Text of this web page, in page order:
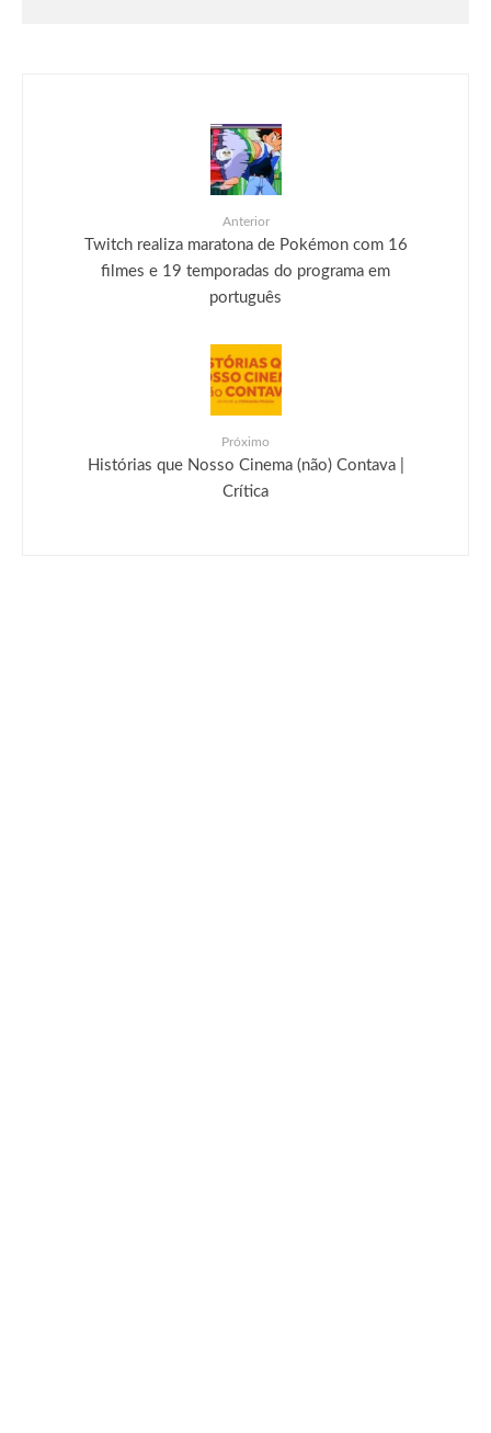
Anterior
Twitch realiza maratona de Pokémon com 16
filmes e 19 temporadas do programa em
português
Próximo
Histórias que Nosso Cinema (não) Contava |
Crítica